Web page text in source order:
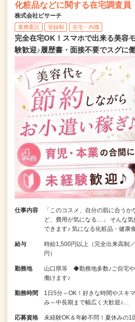
化粧品などに関する在宅調査員
株式会社ビサーチ
業務委託 登録制 在宅・内職
完全在宅OK！スマホで出来る美容
験歓迎♪履歴書・面接不要でスグに
仕事内容
「このコスメ、自分の肌に合う
ど、費用が気になる…」 そんな
できます♪ 気になる化粧品・健康
給与
時給1,500円以上（完全出来高制
円）
勤務地
山口県等 ◆勤務地多数♪ご自宅や
働けます♪
勤務時間
1日5分～OK！好きな時間やスキ
み～中長期まで幅広く大歓迎♪…
応募資格
未経験OK＆年齢不問！夏休みの